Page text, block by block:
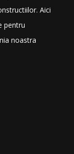
Aici
pentru
noastra